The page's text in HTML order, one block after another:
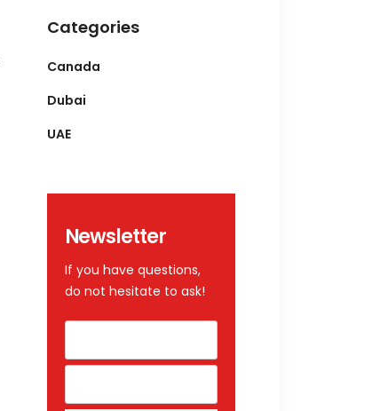
Categories
Canada
Dubai
UAE
Newsletter
If you have questions,
do not hesitate to ask!